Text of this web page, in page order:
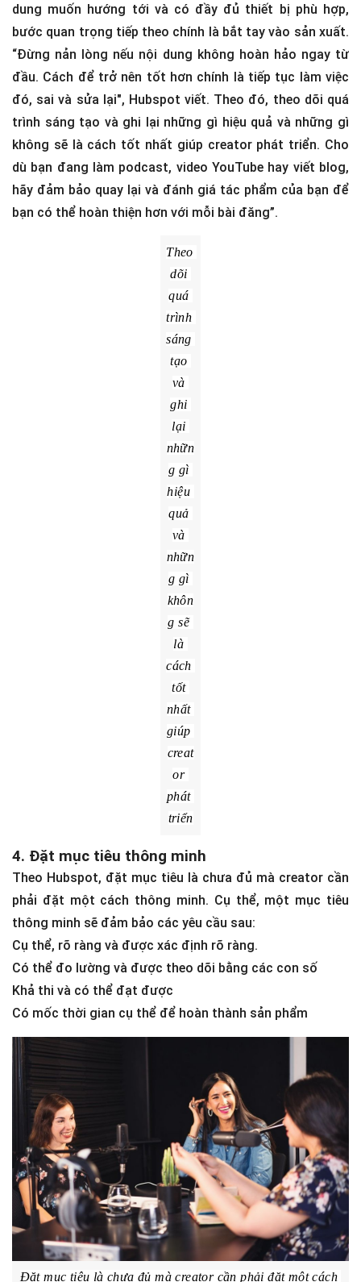
creator, tốt nhất là nên ưu tiên cho những thiết bị có giá cả
phải chăng
3. Sản xuất
Sau khi xác định thị trường ngách, biết định dạng nội
dung muốn hướng tới và có đầy đủ thiết bị phù hợp,
bước quan trọng tiếp theo chính là bắt tay vào sản xuất.
“Đừng nản lòng nếu nội dung không hoàn hảo ngay từ
đầu. Cách để trở nên tốt hơn chính là tiếp tục làm việc
đó, sai và sửa lại", Hubspot viết. Theo đó, theo dõi quá
trình sáng tạo và ghi lại những gì hiệu quả và những gì
không sẽ là cách tốt nhất giúp creator phát triển. Cho
dù bạn đang làm podcast, video YouTube hay viết blog,
hãy đảm bảo quay lại và đánh giá tác phẩm của bạn để
bạn có thể hoàn thiện hơn với mỗi bài đăng”.
dõi
tạo
và
lại
g gì
hiệu
và
nhữn
g gì
khôn
g sẽ
tốt
nhất
creat
or
phát
triển
4. Đặt mục tiêu thông minh
Theo Hubspot, đặt mục tiêu là chưa đủ mà creator cần
phải đặt một cách thông minh. Cụ thể, một mục tiêu
thông minh sẽ đảm bảo các yêu cầu sau:
Cụ thể, rõ ràng và được xác định rõ ràng.
Có thể đo lường và được theo dõi bằng các con số
Khả thi và có thể đạt được
Có mốc thời gian cụ thể để hoàn thành sản phẩm